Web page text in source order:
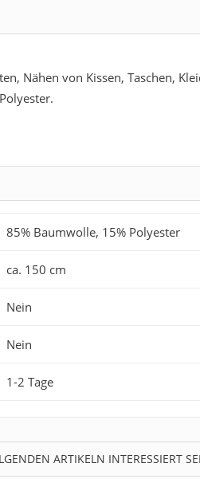
Nähen von Kissen, Taschen,
85% Baumwolle, 15% Polyester
ca. 150 cm
Nein
Nein
1-2 Tage
ARTIKELN INTERESSIERT